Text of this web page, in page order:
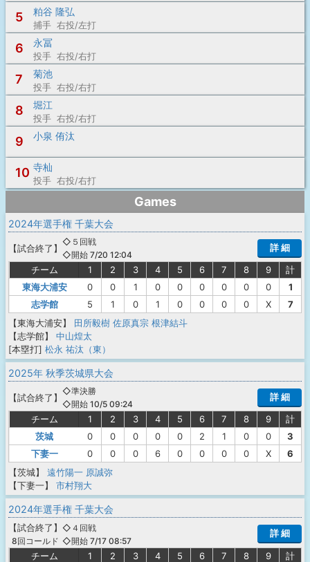
5 粕谷 隆弘
捕手 右投/左打
6 永冨
投手 右投/右打
7 菊池
投手 右投/右打
8 堀江
投手 右投/右打
9 小泉 侑汰
10 寺杣
投手 右投/右打
Games
2024年選手権 千葉大会
【試合終了 】
◇５回戦
◇開始 7/20 12:04
詳 細
チーム 1 2 3 4 5 6 7 8 9
計
東海大浦安
0 0 1 0 0 0 0 0 0
1
志学館
5 1 0 1 0 0 0 0 X
7
【東海大浦安】
田所毅樹 佐原真宗 根津結斗
【志学館】
中山煌太
[本塁打] 松永 祐汰（東）
2025年 秋季茨城県大会
【試合終了 】
◇準決勝
◇開始 10/5 09:24
詳 細
チーム 1 2 3 4 5 6 7 8 9
計
茨城
0 0 0 0 0 2 1 0 0
3
下妻一
0 0 0 6 0 0 0 0 X
6
【茨城】
遠竹陽一 原誠弥
【下妻一】
市村翔大
2024年選手権 千葉大会
【試合終了 】
8回コールド
◇４回戦
◇開始 7/17 08:57
詳 細
チーム 1 2 3 4 5 6 7 8 9
計